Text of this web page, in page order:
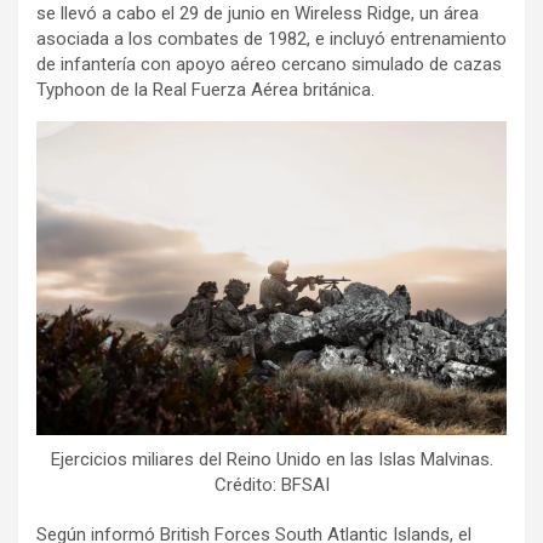
se llevó a cabo el 29 de junio en Wireless Ridge, un área
asociada a los combates de 1982, e incluyó entrenamiento
de infantería con apoyo aéreo cercano simulado de cazas
Typhoon de la Real Fuerza Aérea británica.
Ejercicios miliares del Reino Unido en las Islas Malvinas.
Crédito: BFSAI
Según informó British Forces South Atlantic Islands, el